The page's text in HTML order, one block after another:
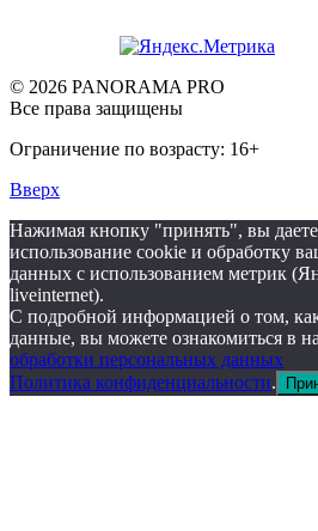
© 2026 PANORAMA PRO
Все права защищены
Ограничение по возрасту: 16+
Вверх
Нажимая кнопку "принять", вы даете
использование cookie и обработку
данных с использованием метрик
liveinternet).
С подробной информацией о том,
данные, вы можете ознакомиться в
обработки персональных данных
Политика конфиденциальности.